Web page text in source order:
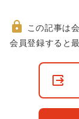
非
この記事は
会員登録すると